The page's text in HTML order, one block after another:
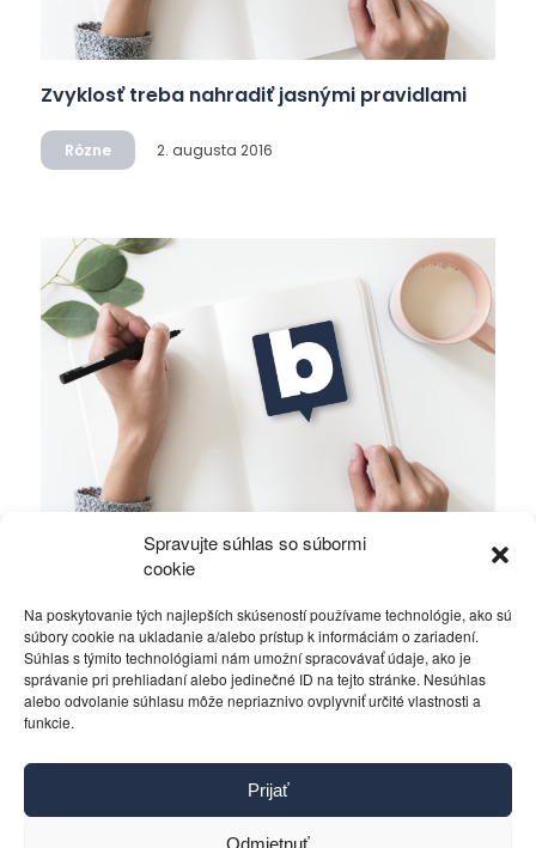
Spravujte súhlas so súbormi
cookie
Na poskytovanie tých najlepších skúseností používame technológie, ako sú
súbory cookie na ukladanie a/alebo prístup k informáciám o zariadení.
Súhlas s týmito technológiami nám umožní spracovávať údaje, ako je
správanie pri prehliadaní alebo jedinečné ID na tejto stránke. Nesúhlas
alebo odvolanie súhlasu môže nepriaznivo ovplyvniť určité vlastnosti a
funkcie.
Prijať
Odmietnuť
Zvyklosť treba nahradiť jasnými pravidlami
Rôzne 2. augusta 2016
Zákon je rozum zbavený vášne
Rôzne 6. júla 2016
Kontakt
Pravidlá používania
Reklama